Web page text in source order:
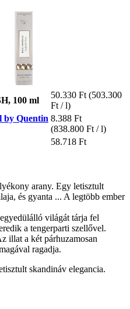
100 ml
50.330 Ft (503.300
Ft / l)
by Quentin 8.388 Ft
(838.800 Ft / l)
58.718 Ft
arany. Egy letisztult
és gyanta ... A legtöbb ember
világát tárja fel
a tengerparti szellővel.
illat a két párhuzamosan
ragadja.
skandináv elegancia.